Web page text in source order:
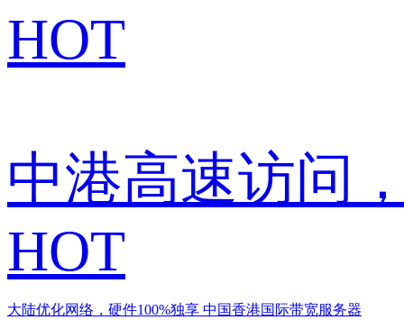
HOT
中港高速访问
HOT
大陆优化网络，硬件100%独享 中国香港国际带宽服务器